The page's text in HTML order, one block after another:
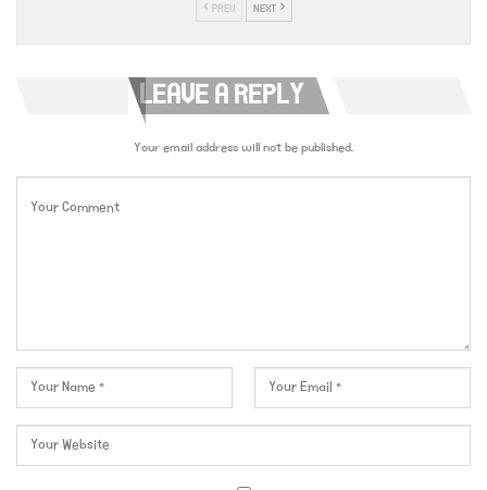
PREV NEXT
LEAVE A REPLY
Your email address will not be published.